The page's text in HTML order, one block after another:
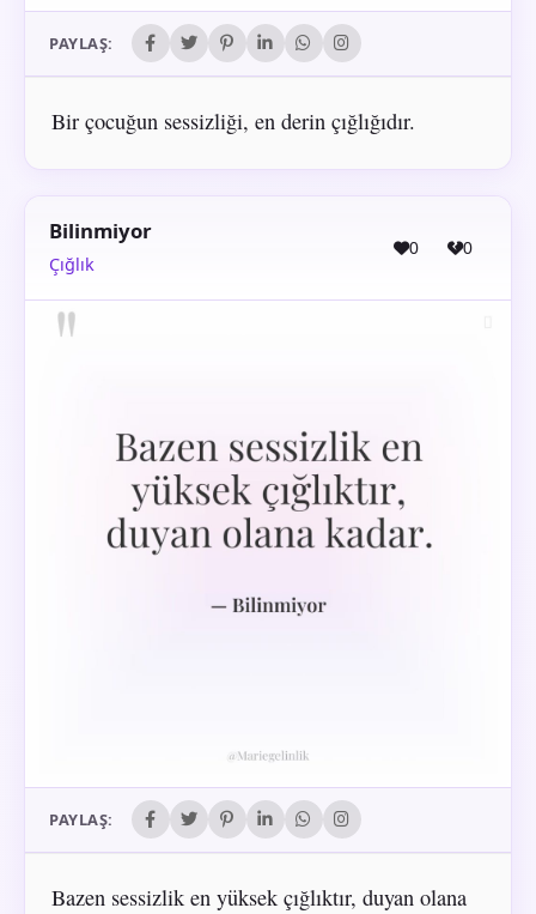
PAYLAŞ:
Bir çocuğun sessizliği, en derin çığlığıdır.
Bilinmiyor
Çığlık
0 0
PAYLAŞ:
Bazen sessizlik en yüksek çığlıktır, duyan olana